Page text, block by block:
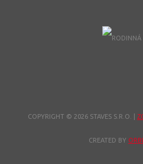
COPYRIGHT © 2026 STAVES S.R.O.
CREATED BY